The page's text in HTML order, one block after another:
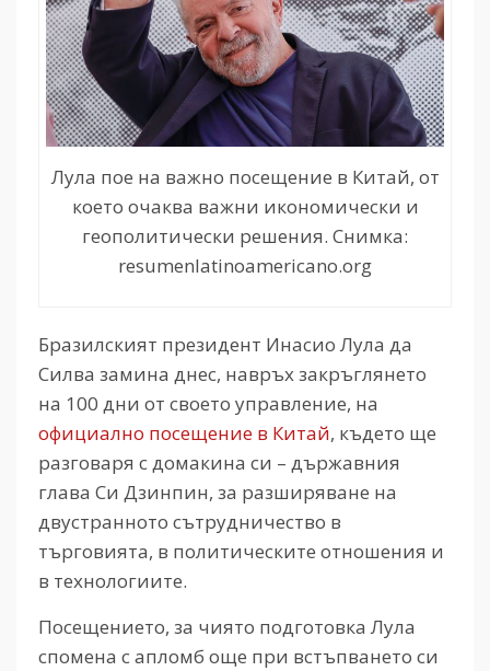
Лула пое на важно посещение в Китай, от
което очаква важни икономически и
геополитически решения. Снимка:
resumenlatinoamericano.org
Бразилският президент Инасио Лула да
Силва замина днес, навръх закръглянето
на 100 дни от своето управление, на
официално посещение в Китай, където ще
разговаря с домакина си – държавния
глава Си Дзинпин, за разширяване на
двустранното сътрудничество в
търговията, в политическите отношения и
в технологиите.
Посещението, за чиято подготовка Лула
спомена с апломб още при встъпването си